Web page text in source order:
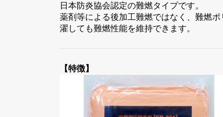
日本防炎協会認定の難燃タイプです。
薬剤等による後加工難燃ではなく、難燃
濯しても難燃性能を維持できます。
【特徴】